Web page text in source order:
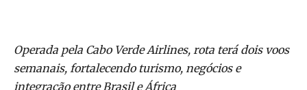
Operada pela Cabo Verde Airlines, rota terá dois voos
semanais, fortalecendo turismo, negócios e
integração entre Brasil e África